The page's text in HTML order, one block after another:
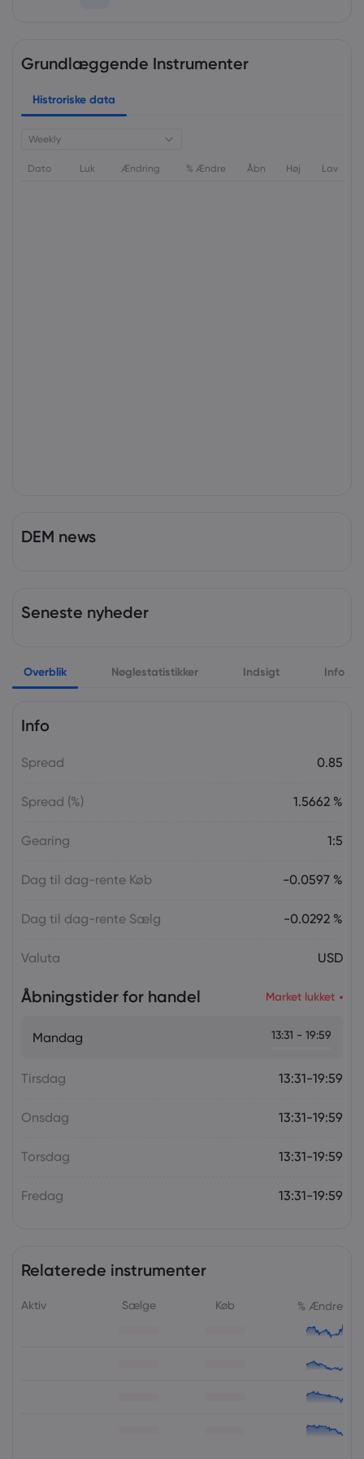
Grundlæggende Instrumenter
Histroriske data
Weekly
Dato Luk Ændring % Ændre Åbn Høj Lav
DEM news
Seneste nyheder
Overblik Nøglestatistikker Indsigt Info
Info
Spread 0.85
Spread (%) 1.5662 %
Gearing 1:5
Dag til dag-rente Køb -0.0597 %
Dag til dag-rente Sælg -0.0292 %
Valuta USD
Åbningstider for handel Market lukket
Mandag 13:31 - 19:59
Tirsdag 13:31-19:59
Onsdag 13:31-19:59
Torsdag 13:31-19:59
Fredag 13:31-19:59
Relaterede instrumenter
Aktiv Sælge Køb % Ændre